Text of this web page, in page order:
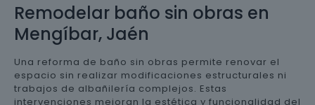
Remodelar baño sin obras en
Mengíbar, Jaén
Una reforma de baño sin obras permite renovar el
espacio sin realizar modificaciones estructurales ni
trabajos de albañilería complejos. Estas
intervenciones mejoran la estética y funcionalidad del